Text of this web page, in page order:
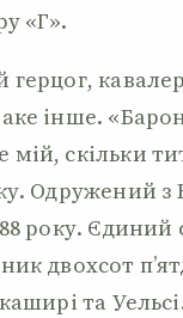
«Г».
інше.
скільки
Одружений з
року. Єдиний
двохсот
та